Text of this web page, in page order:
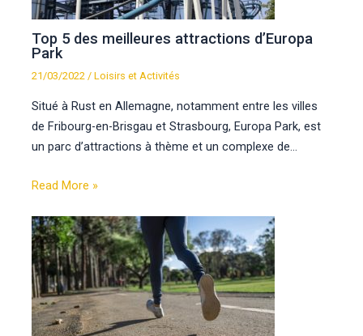
Top 5 des meilleures attractions d’Europa
Park
21/03/2022 /Loisirs et Activités
Situé à Rust en Allemagne, notamment entre les villes
de Fribourg-en-Brisgau et Strasbourg, Europa Park, est
un parc d’attractions à thème et un complexe de…
Read More »